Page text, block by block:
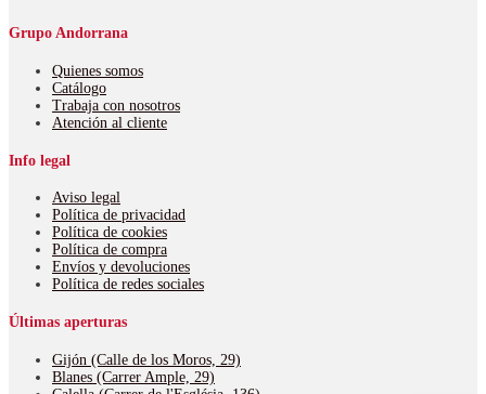
Grupo Andorrana
Quienes somos
Catálogo
Trabaja con nosotros
Atención al cliente
Info legal
Aviso legal
Política de privacidad
Política de cookies
Política de compra
Envíos y devoluciones
Política de redes sociales
Últimas aperturas
Gijón (Calle de los Moros, 29)
Blanes (Carrer Ample, 29)